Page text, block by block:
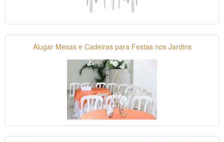
Alugar Mesas e Cadeiras para Festas nos Jardins